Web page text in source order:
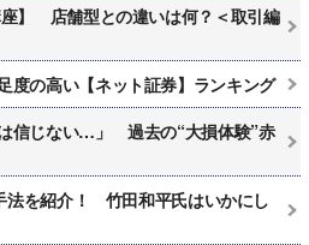
】 店舗型との違いは何？＜取引編
の高い【ネット証券】ランキング
信じない…」 過去の“大損体験”赤
法を紹介！ 竹田和平氏はいかにし